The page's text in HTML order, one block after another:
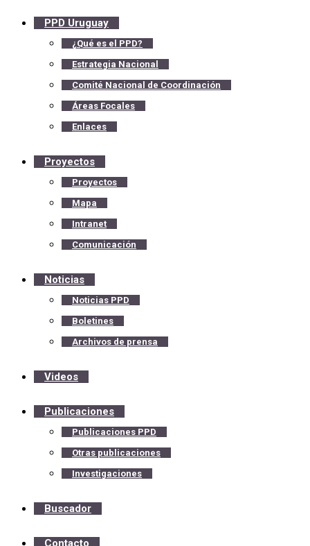
PPD Uruguay
¿Qué es el PPD?
Estrategia Nacional
Comité Nacional de Coordinación
Áreas Focales
Enlaces
Proyectos
Proyectos
Mapa
Intranet
Comunicación
Noticias
Noticias PPD
Boletines
Archivos de prensa
Videos
Publicaciones
Publicaciones PPD
Otras publicaciones
Investigaciones
Buscador
Contacto